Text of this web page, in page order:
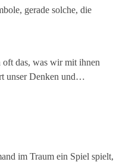
gerade solche, die
das, was wir mit ihnen
unser Denken und…
im Traum ein Spiel spielt,